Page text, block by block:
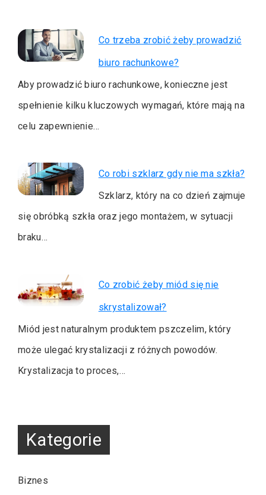
Co trzeba zrobić żeby prowadzić
biuro rachunkowe?
Aby prowadzić biuro rachunkowe, konieczne jest
spełnienie kilku kluczowych wymagań, które mają na
celu zapewnienie…
Co robi szklarz gdy nie ma szkła?
Szklarz, który na co dzień zajmuje
się obróbką szkła oraz jego montażem, w sytuacji
braku…
Co zrobić żeby miód się nie
skrystalizował?
Miód jest naturalnym produktem pszczelim, który
może ulegać krystalizacji z różnych powodów.
Krystalizacja to proces,…
Kategorie
Biznes